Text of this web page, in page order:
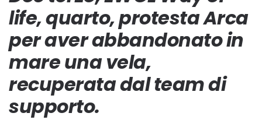
life, quarto, protesta Arca
per aver abbandonato in
mare una vela,
recuperata dal team di
supporto.